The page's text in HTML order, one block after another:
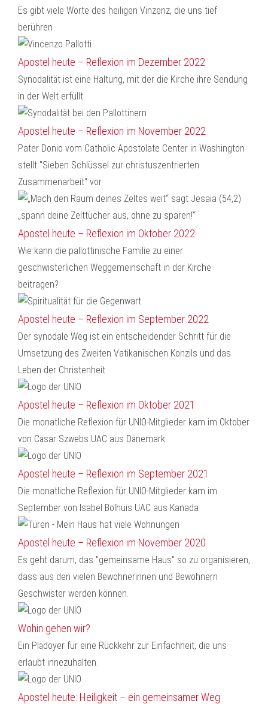
Es gibt viele Worte des heiligen Vinzenz, die uns tief
berühren
Apostel heute – Reflexion im Dezember 2022
Synodalität ist eine Haltung, mit der die Kirche ihre Sendung
in der Welt erfüllt
Apostel heute – Reflexion im November 2022
Pater Donio vom Catholic Apostolate Center in Washington
stellt "Sieben Schlüssel zur christuszentrierten
Zusammenarbeit" vor
Apostel heute – Reflexion im Oktober 2022
Wie kann die pallottinische Familie zu einer
geschwisterlichen Weggemeinschaft in der Kirche
beitragen?
Apostel heute – Reflexion im September 2022
Der synodale Weg ist ein entscheidender Schritt für die
Umsetzung des Zweiten Vatikanischen Konzils und das
Leben der Christenheit
Apostel heute – Reflexion im Oktober 2021
Die monatliche Reflexion für UNIO-Mitglieder kam im Oktober
von Cäsar Szwebs UAC aus Dänemark
Apostel heute – Reflexion im September 2021
Die monatliche Reflexion für UNIO-Mitglieder kam im
September von Isabel Bolhuis UAC aus Kanada
Apostel heute – Reflexion im November 2020
Es geht darum, das "gemeinsame Haus" so zu organisieren,
dass aus den vielen Bewohnerinnen und Bewohnern
Geschwister werden können.
Wohin gehen wir?
Ein Plädoyer für eine Rückkehr zur Einfachheit, die uns
erlaubt innezuhalten.
Apostel heute: Heiligkeit – ein gemeinsamer Weg